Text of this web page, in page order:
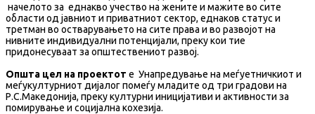
начелото за еднакво учество на жените и мажите во сите
области од јавниот и приватниот сектор, еднаков статус и
третман во остварувањето на сите права и во развојот на
нивните индивидуални потенцијали, преку кои тие
придонесуваат за општествениот развој.
Општа цел на проектот е Унапредување на меѓуетничкиот и
меѓукултурниот дијалог помеѓу младите од три градови на
Р.С.Македонија, преку културни иницијативи и активности за
помирување и социјална кохезија.